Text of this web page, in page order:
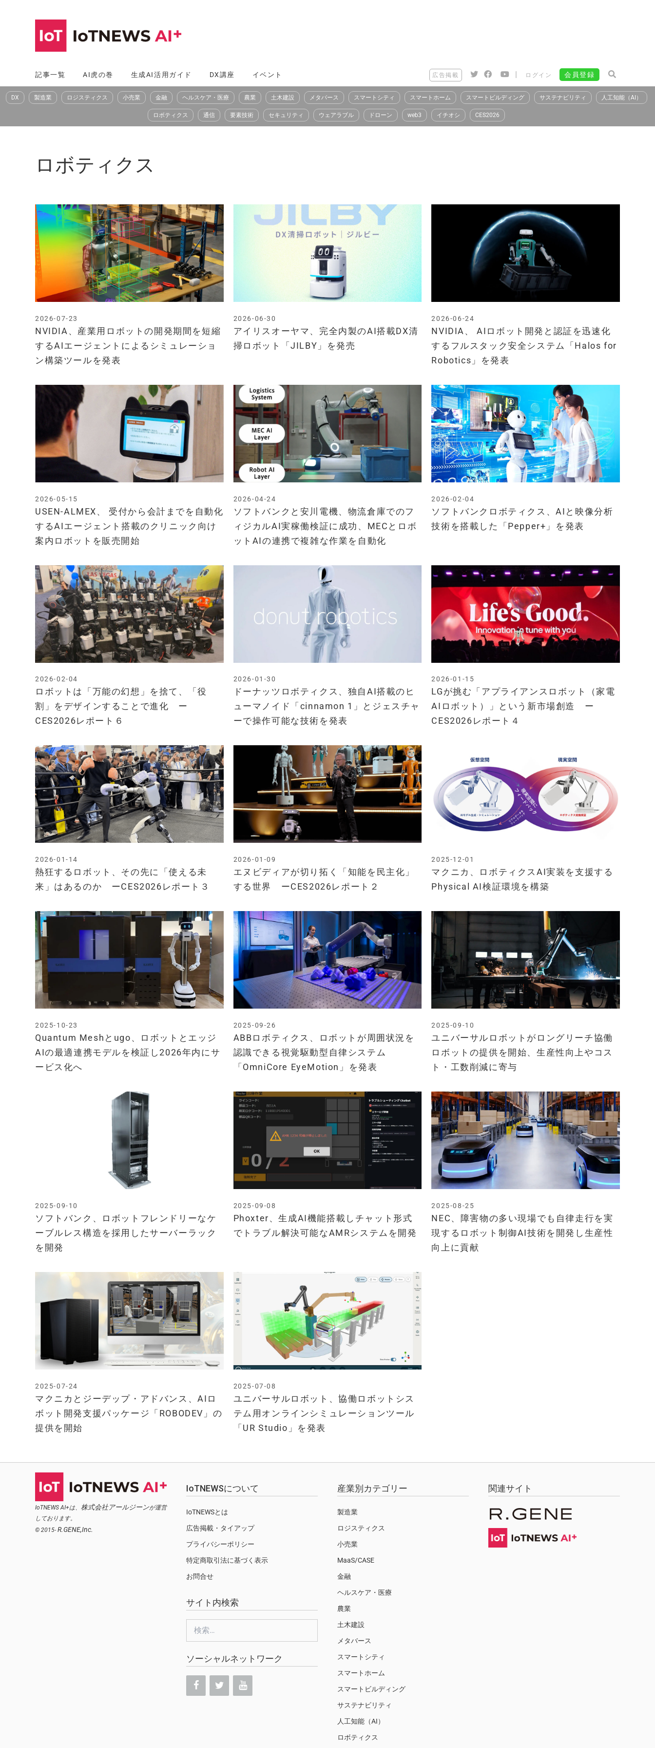
へ
ス
記事一覧 AI虎の巻 生成AI活用ガイド DX講座 イベント 広告掲載 | ログイン 会員登録
DX 製造業 ロジスティクス 小売業 金融 ヘルスケア・医療 農業 土木建設 メタバース スマートシティ スマートホーム スマートビルディング サステナビリティ 人工知能（AI）
ロボティクス 通信 要素技術 セキュリティ ウェアラブル ドローン web3 イチオシ CES2026
ロボティクス
NVIDIA、産業用ロボットの開発期間を短縮
するAIエージェントによるシミュレーショ
ン構築ツールを発表
2026-07-23
アイリスオーヤマ、完全内製のAI搭載DX清
掃ロボット「JILBY」を発売
2026-06-30
NVIDIA、 AIロボット開発と認証を迅速化
するフルスタック安全システム「Halos for
Robotics」を発表
2026-06-24
USEN-ALMEX、 受付から会計までを自動化
するAIエージェント搭載のクリニック向け
案内ロボットを販売開始
2026-05-15
ソフトバンクと安川電機、物流倉庫でのフ
ィジカルAI実稼働検証に成功、MECとロボ
ットAIの連携で複雑な作業を自動化
2026-04-24
ソフトバンクロボティクス、AIと映像分析
技術を搭載した「Pepper+」を発表
2026-02-04
ロボットは「万能の幻想」を捨て、「役
割」をデザインすることで進化 ー
CES2026レポート６
2026-02-04
ドーナッツロボティクス、独自AI搭載のヒ
ューマノイド「cinnamon 1」とジェスチャ
ーで操作可能な技術を発表
2026-01-30
LGが挑む「アプライアンスロボット（家電
AIロボット）」という新市場創造 ー
CES2026レポート４
2026-01-15
熱狂するロボット、その先に「使える未
来」はあるのか ーCES2026レポート３
2026-01-14
エヌビディアが切り拓く「知能を民主化」
する世界 ーCES2026レポート２
2026-01-09
マクニカ、ロボティクスAI実装を支援する
Physical AI検証環境を構築
2025-12-01
Quantum Meshとugo、ロボットとエッジ
AIの最適連携モデルを検証し2026年内にサ
ービス化へ
2025-10-23
ABBロボティクス、ロボットが周囲状況を
認識できる視覚駆動型自律システム
「OmniCore EyeMotion」を発表
2025-09-26
ユニバーサルロボットがロングリーチ協働
ロボットの提供を開始、生産性向上やコス
ト・工数削減に寄与
2025-09-10
ソフトバンク、ロボットフレンドリーなケ
ーブルレス構造を採用したサーバーラック
を開発
2025-09-10
Phoxter、生成AI機能搭載しチャット形式
でトラブル解決可能なAMRシステムを開発
2025-09-08
NEC、障害物の多い現場でも自律走行を実
現するロボット制御AI技術を開発し生産性
向上に貢献
2025-08-25
マクニカとジーデップ・アドバンス、AIロ
ボット開発支援パッケージ「ROBODEV」の
提供を開始
2025-07-24
ユニバーサルロボット、協働ロボットシス
テム用オンラインシミュレーションツール
「UR Studio」を発表
2025-07-08
IoTNEWS AI+は、 株式会社アールジーンが運営
しております。
© 2015- R.GENE,Inc.
IoTNEWSについて
IoTNEWSとは
広告掲載・タイアップ
プライバシーポリシー
特定商取引法に基づく表示
お問合せ
サイト内検索
ソーシャルネットワーク
産業別カテゴリー
製造業
ロジスティクス
小売業
MaaS/CASE
金融
ヘルスケア・医療
農業
土木建設
メタバース
スマートシティ
スマートホーム
スマートビルディング
サステナビリティ
人工知能（AI）
ロボティクス
関連サイト